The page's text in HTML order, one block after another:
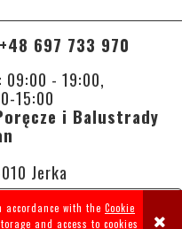
with the Cookie
and access to cookies
+48 697 733 970
09:00 - 19:00,
15:00
i Balustrady
Jerka
OF THE SITE